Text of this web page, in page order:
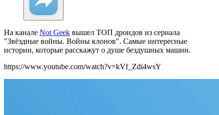
На канале Not Geek вышел ТОП дроидов из сериала
"Звёздные войны. Войны клонов". Самые интересные
истории, которые расскажут о душе бездушных машин.
https://www.youtube.com/watch?v=kVf_Zdi4wsY